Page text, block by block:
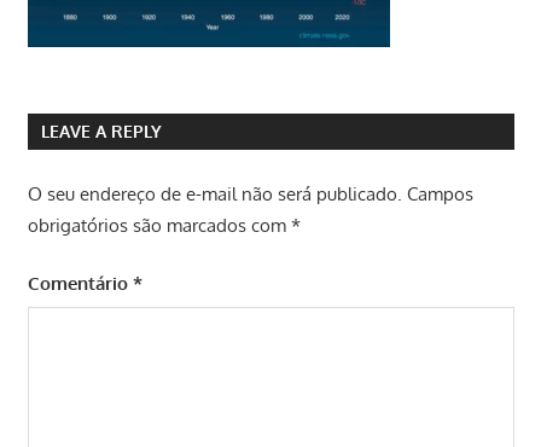
LEAVE A REPLY
O seu endereço de e-mail não será publicado. Campos
obrigatórios são marcados com *
Comentário *